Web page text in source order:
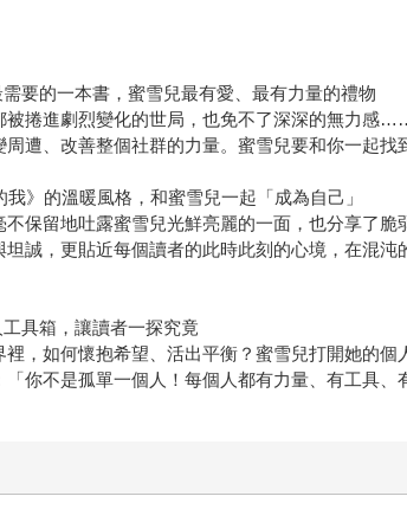
要的一本書，蜜雪兒最有愛、最有力量的禮物
被捲進劇烈變化的世局，也免不了深深的無力感
遭、改善整個社群的力量。蜜雪兒要和你一起找
》的溫暖風格，和蜜雪兒一起「成為自己」
不保留地吐露蜜雪兒光鮮亮麗的一面，也分享
坦誠，更貼近每個讀者的此時此刻的心境，在混
具箱，讓讀者一探究竟
裡，如何懷抱希望、活出平衡？蜜雪兒打開她的
你不是孤單一個人！每個人都有力量、有工具